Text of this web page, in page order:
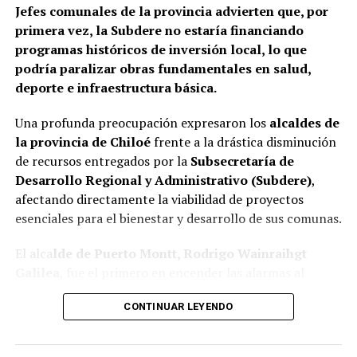
fiscalizaciones y solicitará antecedentes a cada
organismo involucrado para determinar las
responsabilidades administrativas correspondientes.
Jefes comunales de la provincia advierten que, por
primera vez, la Subdere no estaría financiando
programas históricos de inversión local, lo que
podría paralizar obras fundamentales en salud,
deporte e infraestructura básica.
Una profunda preocupación expresaron los alcaldes de
la provincia de Chiloéfrente a la drástica disminución
de recursos entregados por la Subsecretaría de
Desarrollo Regional y Administrativo (Subdere),
afectando directamente la viabilidad de proyectos
esenciales para el bienestar y desarrollo de sus comunas.
El alca lde de Puerto Montt, Rodrigo Wainraihgt
denunciar públicamente que la Subdere no cuenta con
fondos para financiar iniciativas del Programa de
Mejoramiento de Barrios (PMB), a pesar de que muchas
CONTINUAR LEYENDO